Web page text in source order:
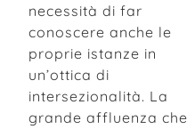
necessità di far
conoscere anche le
proprie istanze in
un’ottica di
intersezionalità. La
grande affluenza che